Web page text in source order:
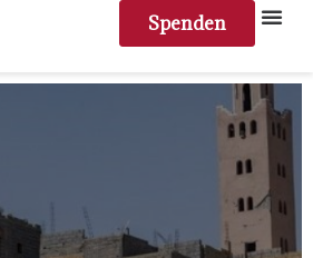
Spenden